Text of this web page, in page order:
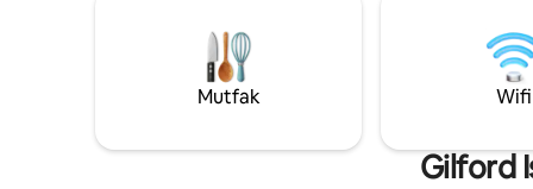
kayak, mantar arama ve daha fazlası!
Misafirler Grow Mushrooms Canada'da
%15 indirimden yararlanır. **Mekanda
sigara içmek yasak. Elektronik sigara
kaydın
yetişkinlere
hayvan kabul
küçük
Mutfak Wifi
Gilford